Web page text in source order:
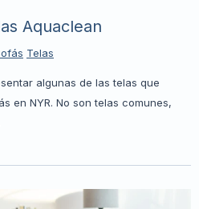
Aquaclean
Telas
algunas de las telas que
en NYR. No son telas comunes,